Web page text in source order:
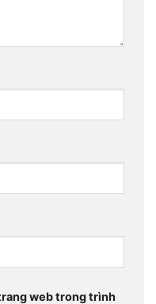
web trong trình